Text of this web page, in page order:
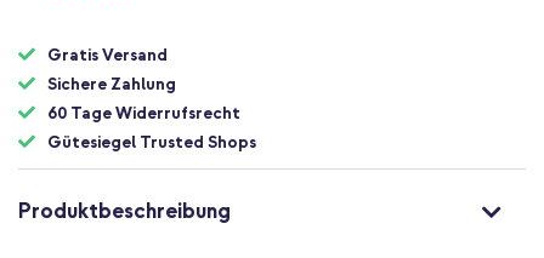
Gratis Versand
Sichere Zahlung
60 Tage Widerrufsrecht
Gütesiegel Trusted Shops
Produktbeschreibung